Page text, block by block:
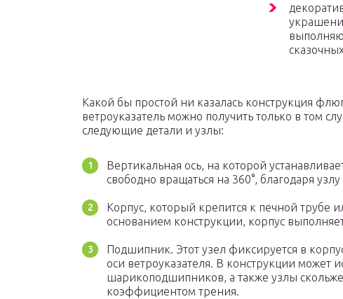
Какой бы простой ни казалась конструкция
ветроуказатель можно получить только в том
следующие детали и узлы:
Вертикальная ось, на которой
свободно вращаться на 360°, благодаря
Корпус, который крепится к печной трубе
основанием конструкции, корпус
Подшипник. Этот узел фиксируется в
оси ветроуказателя. В конструкции может
шарикоподшипников, а также узлы
коэффициентом трения.